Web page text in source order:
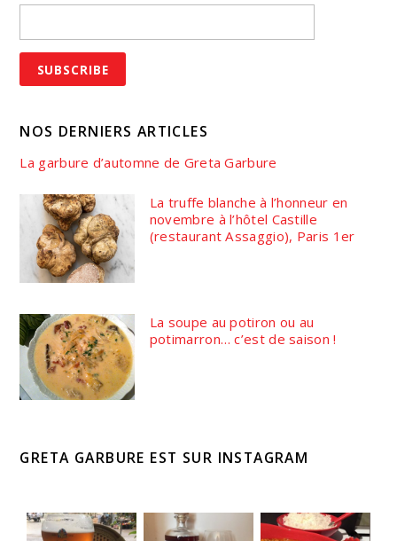
NOS DERNIERS ARTICLES
La garbure d’automne de Greta Garbure
La truffe blanche à l’honneur en
novembre à l’hôtel Castille
(restaurant Assaggio), Paris 1er
La soupe au potiron ou au
potimarron… c’est de saison !
GRETA GARBURE EST SUR INSTAGRAM